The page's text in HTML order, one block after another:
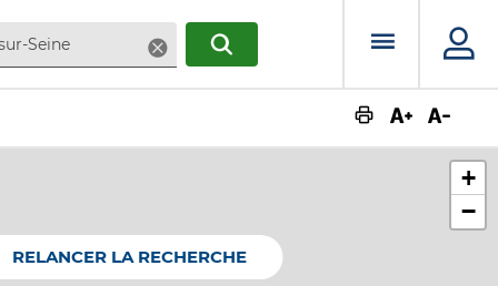
SupprimerRECHERCHERMenu
+
−
RELANCER LA RECHERCHE